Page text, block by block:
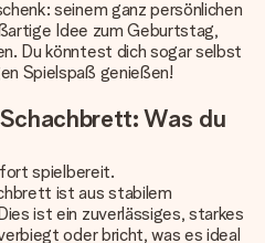
seinem ganz persönlichen
Idee zum Geburtstag,
Du könntest dich sogar selbst
Spielspaß genießen!
Was du
spielbereit.
ist aus stabilem
ist ein zuverlässiges, starkes
oder bricht, was es ideal